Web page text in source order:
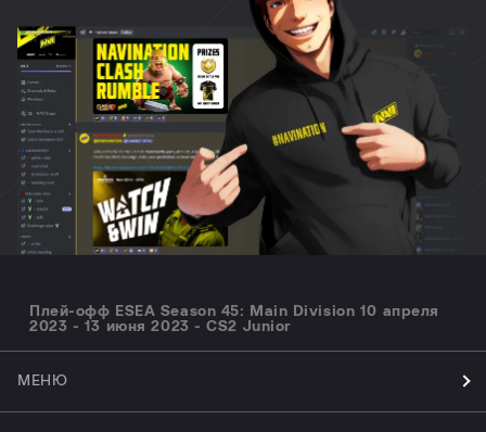
Плей-офф ESEA Season 45: Main Division 10 апреля
2023 - 13 июня 2023 - CS2 Junior
МЕНЮ